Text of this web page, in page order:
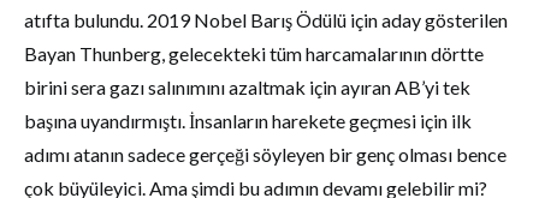
atıfta bulundu. 2019 Nobel Barış Ödülü için aday gösterilen
Bayan Thunberg, gelecekteki tüm harcamalarının dörtte
birini sera gazı salınımını azaltmak için ayıran AB’yi tek
başına uyandırmıştı. İnsanların harekete geçmesi için ilk
adımı atanın sadece gerçeği söyleyen bir genç olması bence
çok büyüleyici. Ama şimdi bu adımın devamı gelebilir mi?